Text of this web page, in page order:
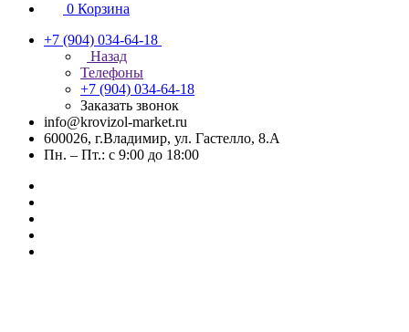
0 Корзина
+7 (904) 034-64-18
Назад
Телефоны
+7 (904) 034-64-18
Заказать звонок
info@krovizol-market.ru
600026, г.Владимир, ул. Гастелло, 8.А
Пн. – Пт.: с 9:00 до 18:00